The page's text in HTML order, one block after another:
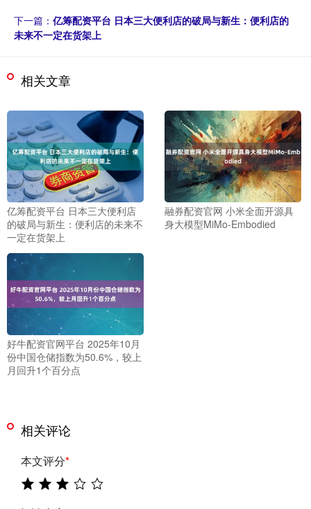
下一篇： 亿筹配资平台 日本三大便利店的破局与新生：便利店的
未来不一定在货架上
相关文章
亿筹配资平台 日本三大便利店
的破局与新生：便利店的未来不
一定在货架上
融券配资官网 小米全面开源具
身大模型MiMo-Embodied
好牛配资官网平台 2025年10月
份中国仓储指数为50.6%，较上
月回升1个百分点
相关评论
本文评分*